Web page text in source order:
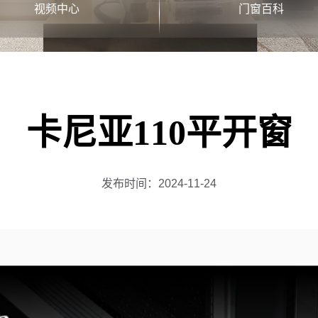
视频中心 门窗百科
卡尼亚110平开窗
发布时间： 2024-11-24